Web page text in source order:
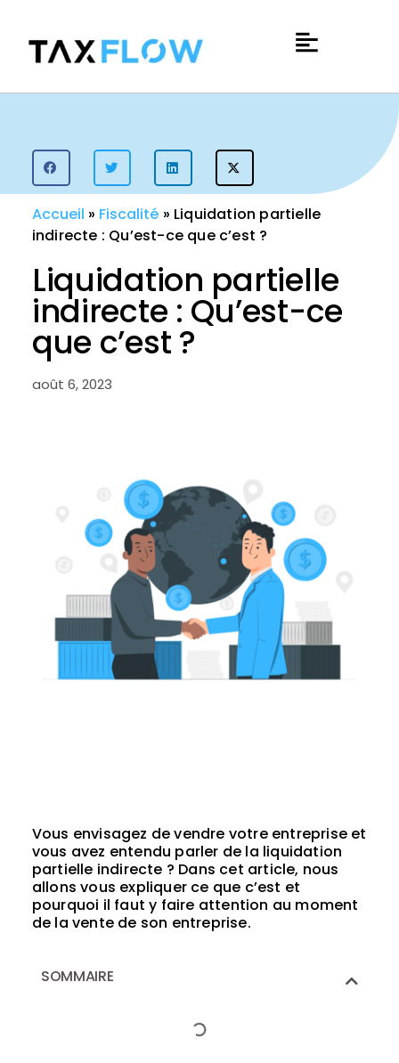
Accueil » Fiscalité » Liquidation partielle
indirecte : Qu’est-ce que c’est ?
Liquidation partielle
indirecte : Qu’est-ce
que c’est ?
août 6, 2023
Vous envisagez de vendre votre entreprise et
vous avez entendu parler de la liquidation
partielle indirecte ? Dans cet article, nous
allons vous expliquer ce que c’est et
pourquoi il faut y faire attention au moment
de la vente de son entreprise.
SOMMAIRE